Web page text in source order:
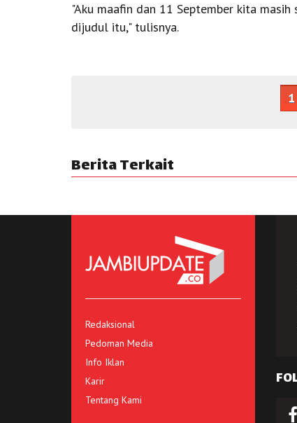
"Aku maafin dan 11 September kita
dijudul itu," tulisnya.
1
Berita Terkait
Redaksional
Pedoman Media
Info Iklan
Karir
Tentang Kami